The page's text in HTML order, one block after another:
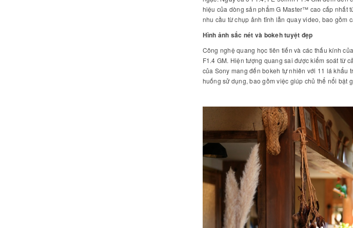
hiệu của dòng sản phẩm G Master™ cao cấp nhất
nhu cầu từ chụp ảnh tĩnh lẫn quay video, bao gồm
Hình ảnh sắc nét và bokeh tuyệt đẹp
Công nghệ quang học tiên tiến và các thấu kính
F1.4 GM. Hiện tượng quang sai được kiểm soát từ
của Sony mang đến bokeh tự nhiên với 11 lá khẩu
huống sử dụng, bao gồm việc giúp chủ thể nổi bật